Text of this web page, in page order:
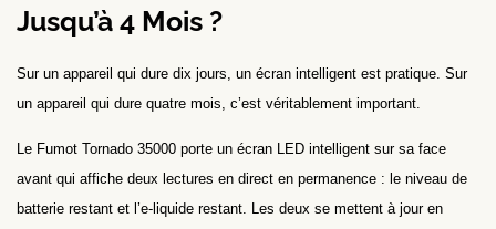
Jusqu’à 4 Mois ?
Sur un appareil qui dure dix jours, un écran intelligent est pratique. Sur
un appareil qui dure quatre mois, c’est véritablement important.
Le Fumot Tornado 35000 porte un écran LED intelligent sur sa face
avant qui affiche deux lectures en direct en permanence : le niveau de
batterie restant et l’e-liquide restant. Les deux se mettent à jour en